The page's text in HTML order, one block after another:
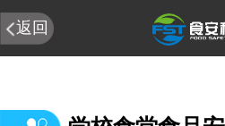
返回